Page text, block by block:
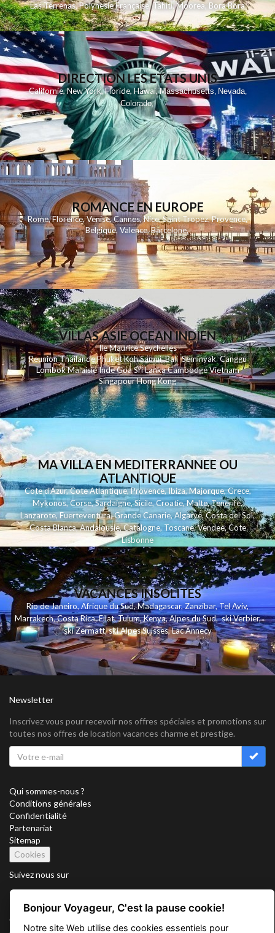
Las Terrenas,Polynesie Française,Tahiti,Moorea, Bora Bora
DIRECTION LES ETATS UNIS
Californie,New York,Floride,Hawai,Massachusetts, Nevada,
Colorado,
ROMANCE EN EUROPE
Rome,Florence,Venise,Cannes,Nice,Saint Tropez,Provence,
Belgique,Valence,Barcelone,
VILLAS ASIE OCEAN INDIEN
Ile MauriceSeychelles
ReunionThailandePhuketKohSamui Bali SeminyakCanggu
LombokMalaisieIndeGoaSri LankaCambodgeVietnam
SingapourHong Kong
MA VILLA EN MEDITERRANNEE OU
ATLANTIQUE
Cote d'Azur,Cote Atlantique,Provence,Ibiza,Majorque,Grece,
Mykonos,Corse,Sardaigne,Sicile,Croatie,Malte,Tenerife,
Lanzarote,Fuerteventura,Grande Canarie,Algarve,Costa del Sol,
Costa Blanca,Andalousie,Catalogne,Toscane,Vendee,Cote
Lisbonne
VACANCES INSOLITES
Rio de Janeiro,Afrique du Sud,Madagascar,Zanzibar,Tel Aviv,
Marrakech,Costa Rica,Eilat,Tulum,Kenya,Alpes du Sud,ski Verbier,
ski Zermatt,ski Alpes Suisses,Lac Annecy
Newsletter
Inscrivez vous pour recevoir nos offres spéciales et promotions sur
toutes nos offres de location vacances charme et prestige.
Qui sommes-nous ?
Conditions générales
Confidentialité
Partenariat
Sitemap
Cookies
Suivez nous sur
Vacation Key Corp. 2905 Point East Drive #L-215. Aventura.
Bonjour Voyageur, C'est la pause cookie!
Notre site Web utilise des cookies essentiels pour